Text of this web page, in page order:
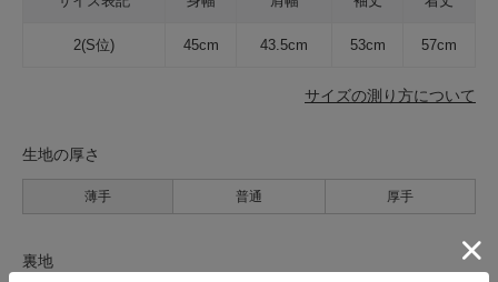
2(S位) 45cm 43.5cm 53cm 57cm
サイズの測り方について
生地の厚さ
薄手 普通 厚手
裏地